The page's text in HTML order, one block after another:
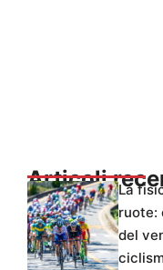
Articoli
La
ruote:
del